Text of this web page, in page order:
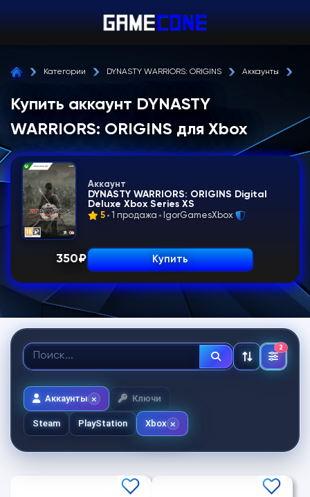
Категории DYNASTY WARRIORS: ORIGINS Аккаунты
Купить аккаунт DYNASTY
WARRIORS: ORIGINS для Xbox
Аккаунт
DYNASTY WARRIORS: ORIGINS Digital
Deluxe Xbox Series XS
5 1 продажа IgorGamesXbox
350₽ Купить
2
Аккаунты Ключи
Steam PlayStation Xbox